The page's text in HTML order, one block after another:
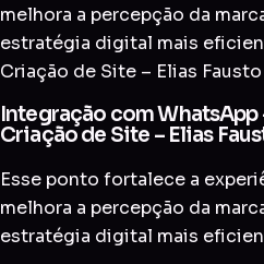
melhora a percepção da
estratégia digital mais
Criação de Site – Elias Fausto
Integração com WhatsApp
Criação de Site – Elias
Esse ponto fortalece a
melhora a percepção da
estratégia digital mais